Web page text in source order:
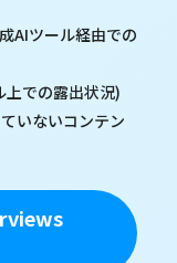
AIツール経由での
上での露出状況)
いないコンテン